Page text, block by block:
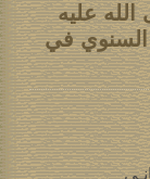
عليه
السنوي في